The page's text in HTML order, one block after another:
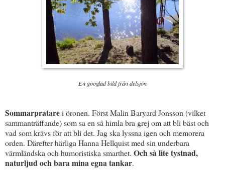
En googlad bild från delsjön
Sommarpratarei öronen. Först Malin Baryard Jonsson (vilket
sammanträffande) som sa en så himla bra grej om att bli bäst och
vad som krävs för att bli det. Jag ska lyssna igen och memorera
orden. Därefter härliga Hanna Hellquist med sin underbara
värmländska och humoristiska smarthet. Och så lite tystnad,
naturljud och bara mina egna tankar.